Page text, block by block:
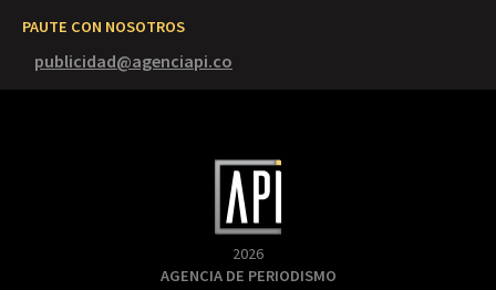
PAUTE CON NOSOTROS
publicidad@agenciapi.co
2026
AGENCIA DE PERIODISMO